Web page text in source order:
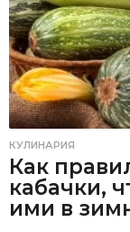
КУЛИНАРИЯ
Как
кабачки,
ими в